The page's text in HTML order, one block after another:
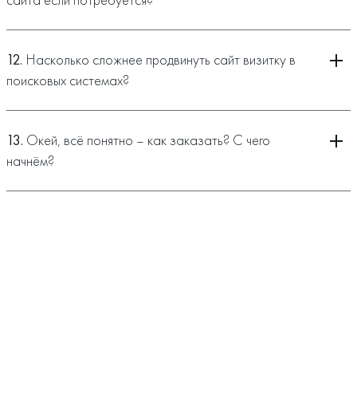
12. Насколько сложнее продвинуть сайт визитку в
поисковых системах?
13. Окей, всё понятно – как заказать? С чего
начнём?